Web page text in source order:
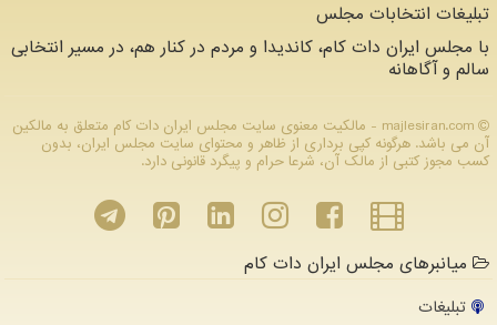
تبلیغات انتخابات مجلس
با مجلس ایران دات کام، کاندیدا و مردم در کنار هم، در مسیر انتخابی
سالم و آگاهانه
majlesiran.com - مالکیت معنوی سایت مجلس ایران دات كام متعلق به مالکین
آن می باشد. هرگونه کپی برداری از ظاهر و محتوای سایت مجلس ایران، بدون
کسب مجوز کتبی از مالک آن، شرعا حرام و پیگرد قانونی دارد.
میانبرهای مجلس ایران دات کام
تبلیغات